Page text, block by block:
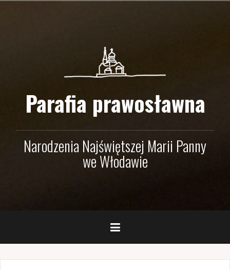
Parafia prawosławna
Narodzenia Najświętszej Marii Panny
we Włodawie